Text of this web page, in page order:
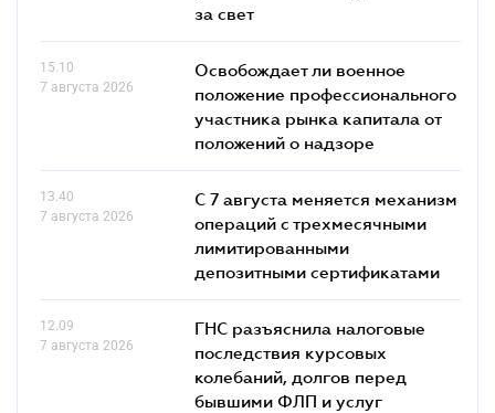
за свет
15.10
7 августа 2026
Освобождает ли военное
положение профессионального
участника рынка капитала от
положений о надзоре
13.40
7 августа 2026
С 7 августа меняется механизм
операций с трехмесячными
лимитированными
депозитными сертификатами
12.09
7 августа 2026
ГНС разъяснила налоговые
последствия курсовых
колебаний, долгов перед
бывшими ФЛП и услуг